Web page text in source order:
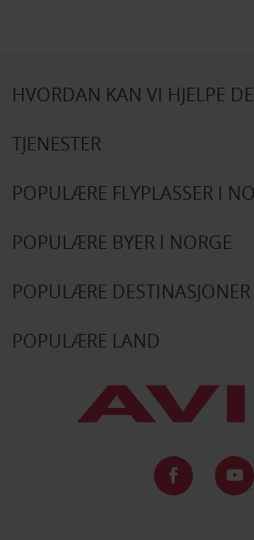
HVORDAN KAN VI HJELPE
TJENESTER
POPULÆRE FLYPLASSER I
POPULÆRE BYER I NORGE
POPULÆRE DESTINASJONER
POPULÆRE LAND